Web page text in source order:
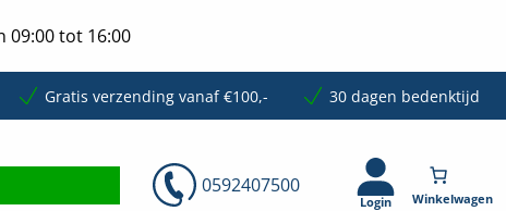
09:00 tot 16:00
Gratis verzending vanaf €100,- 30 dagen bedenktijd
0592407500
Login